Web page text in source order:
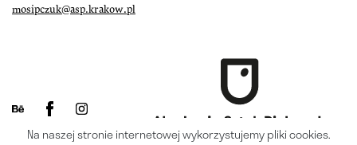
mosipczuk@asp.krakow.pl
Na naszej stronie internetowej wykorzystujemy pliki cookies.